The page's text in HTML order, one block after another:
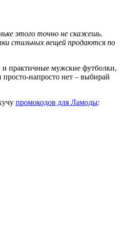
этого точно не скажешь.
стильных вещей продаются по
и практичные мужские футболки,
напросто нет – выбирай
промокодов для Ламоды: